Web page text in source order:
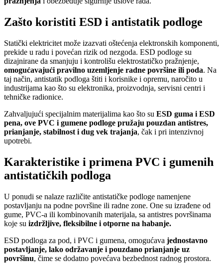
Zašto koristiti ESD i antistatik podloge
Statički elektricitet može izazvati oštećenja elektronskih komponenti,
prekide u radu i povećan rizik od nezgoda. ESD podloge su
dizajnirane da smanjuju i kontrolišu elektrostatičko pražnjenje,
omogućavajući pravilno uzemljenje radne površine ili poda. Na
taj način, antistatik podloga štiti i korisnike i opremu, naročito u
industrijama kao što su elektronika, proizvodnja, servisni centri i
tehničke radionice.
Zahvaljujući specijalnim materijalima kao što su ESD guma i ESD
pena, ove PVC i gumene podloge pružaju pouzdan antistres,
prianjanje, stabilnost i dug vek trajanja, čak i pri intenzivnoj
upotrebi.
Karakteristike i primena PVC i gumenih
antistatičkih podloga
U ponudi se nalaze različite antistatičke podloge namenjene
postavljanju na podne površine ili radne zone. One su izrađene od
gume, PVC-a ili kombinovanih materijala, sa antistres površinama
koje su izdržljive, fleksibilne i otporne na habanje.
ESD podloga za pod, i PVC i gumena, omogućava jednostavno
postavljanje, lako održavanje i pouzdano prianjanje uz
površinu, čime se dodatno povećava bezbednost radnog prostora.